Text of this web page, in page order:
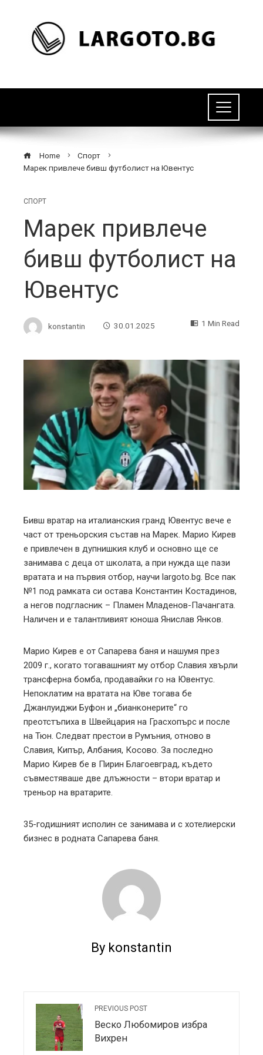
Home
Спорт
Марек привлече бивш футболист на Ювентус
СПОРТ
Марек привлече
бивш футболист на
Ювентус
konstantin 30.01.2025 1 Min Read
Бивш вратар на италианския гранд Ювентус вече е
част от треньорския състав на Марек. Марио Кирев
е привлечен в дупнишкия клуб и основно ще се
занимава с деца от школата, а при нужда ще пази
вратата и на първия отбор, научи largoto.bg. Все пак
№1 под рамката си остава Константин Костадинов,
а негов подгласник – Пламен Младенов-Пачангата.
Наличен и е талантливият юноша Янислав Янков.
Марио Кирев е от Сапарева баня и нашумя през
2009 г., когато тогавашният му отбор Славия хвърли
трансферна бомба, продавайки го на Ювентус.
Непоклатим на вратата на Юве тогава бе
Джанлуиджи Буфон и „бианконерите“ го
преотстъпиха в Швейцария на Грасхопърс и после
на Тюн. Следват престои в Румъния, отново в
Славия, Кипър, Албания, Косово. За последно
Марио Кирев бе в Пирин Благоевград, където
съвместяваше две длъжности – втори вратар и
треньор на вратарите.
35-годишният исполин се занимава и с хотелиерски
бизнес в родната Сапарева баня.
By konstantin
PREVIOUS POST
Веско Любомиров избра
Вихрен